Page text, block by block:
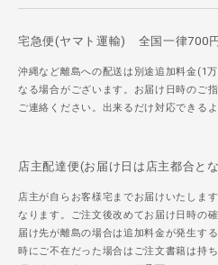
宅急便(ヤマト運輸) 全国一律700円
沖縄など離島への配送は別途追加料金(1
なる場合がございます。お届け日時のご
ご連絡ください。出来るだけ対応できる
店主配達便(お届け日は店主都合と
店主が自らお客様宅までお届けいたしま
なります。ご注文後改めてお届け日時の
届け先が離島の場合は追加料金が発生す
時にご不在だった場合はご注文書籍は持